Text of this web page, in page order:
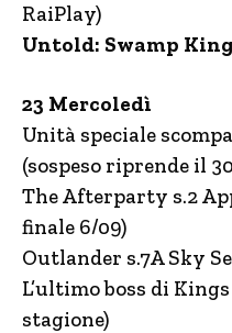
RaiPlay)
Untold: Swamp
23 Mercoledì
Unità speciale
(sospeso riprende il
The Afterparty s.2
finale 6/09)
Outlander s.7A Sky
L’ultimo boss di
stagione)